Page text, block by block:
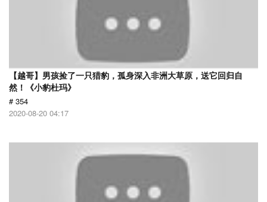
【越哥】男孩捡了一只猎豹，孤身深入非洲大草原，送它回归自
然！《小豹杜玛》
# 354
2020-08-20 04:17